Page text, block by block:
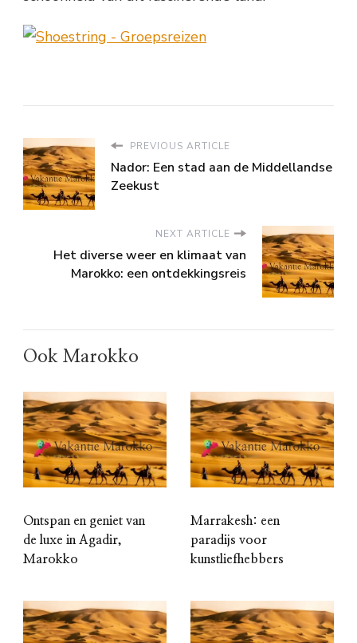
PREVIOUS ARTICLE
Nador: Een stad aan de Middellandse
Zeekust
NEXT ARTICLE
Het diverse weer en klimaat van
Marokko: een ontdekkingsreis
Ook Marokko
Ontspan en geniet van
de luxe in Agadir,
Marokko
Marrakesh: een
paradijs voor
kunstliefhebbers